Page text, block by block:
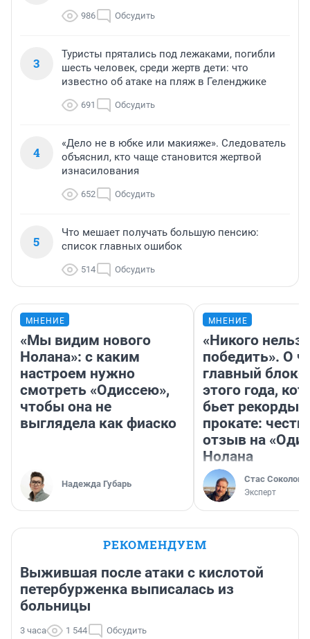
986 Обсудить
3
Туристы прятались под лежаками, погибли
шесть человек, среди жертв дети: что
известно об атаке на пляж в Геленджике
691 Обсудить
4
«Дело не в юбке или макияже». Следователь
объяснил, кто чаще становится жертвой
изнасилования
652 Обсудить
5
Что мешает получать большую пенсию:
список главных ошибок
514 Обсудить
МНЕНИЕ
«Мы видим нового
Нолана»: с каким
настроем нужно
смотреть «Одиссею»,
чтобы она не
выглядела как фиаско
Надежда Губарь
МНЕНИЕ
«Никого нельзя
победить». О
главный
этого года,
бьет рекорды в
прокате:
отзыв на
Нолана
Стас Соколов
Эксперт
РЕКОМЕНДУЕМ
Выжившая после атаки с кислотой
петербурженка выписалась из
больницы
3 часа 1 544 Обсудить